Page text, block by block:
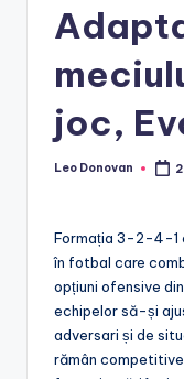
joc,
Posted
Leo Donovan
Formația 3-2-4-1
în fotbal care
opțiuni ofensive
echipelor să-și
adversari și de
rămân